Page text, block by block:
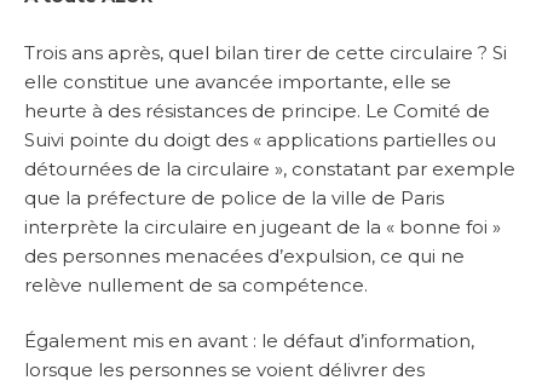
Trois ans après, quel bilan tirer de cette circulaire ? Si
elle constitue une avancée importante, elle se
heurte à des résistances de principe. Le Comité de
Suivi pointe du doigt des « applications partielles ou
détournées de la circulaire », constatant par exemple
que la préfecture de police de la ville de Paris
interprète la circulaire en jugeant de la « bonne foi »
des personnes menacées d’expulsion, ce qui ne
relève nullement de sa compétence.
Également mis en avant : le défaut d’information,
lorsque les personnes se voient délivrer des